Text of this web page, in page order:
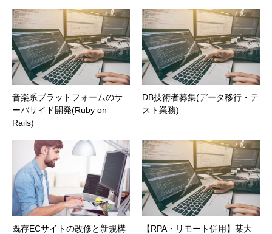
音楽系プラットフォームのサ
ーバサイド開発(Ruby on
Rails)
DB技術者募集(データ移行・テ
スト業務)
既存ECサイトの改修と新規構
【RPA・リモート併用】某大